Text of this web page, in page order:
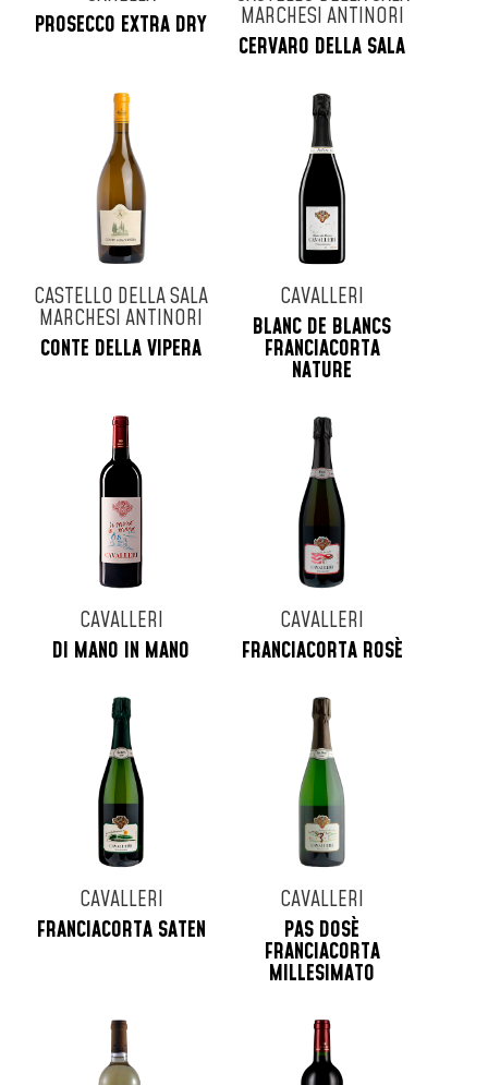
PROSECCO EXTRA DRY
MARCHESI ANTINORI
CERVARO DELLA SALA
CASTELLO DELLA SALA
MARCHESI ANTINORI
CONTE DELLA VIPERA
CAVALLERI
BLANC DE BLANCS
FRANCIACORTA
NATURE
CAVALLERI
DI MANO IN MANO
CAVALLERI
FRANCIACORTA ROSÈ
CAVALLERI
FRANCIACORTA SATEN
CAVALLERI
PAS DOSÈ
FRANCIACORTA
MILLESIMATO